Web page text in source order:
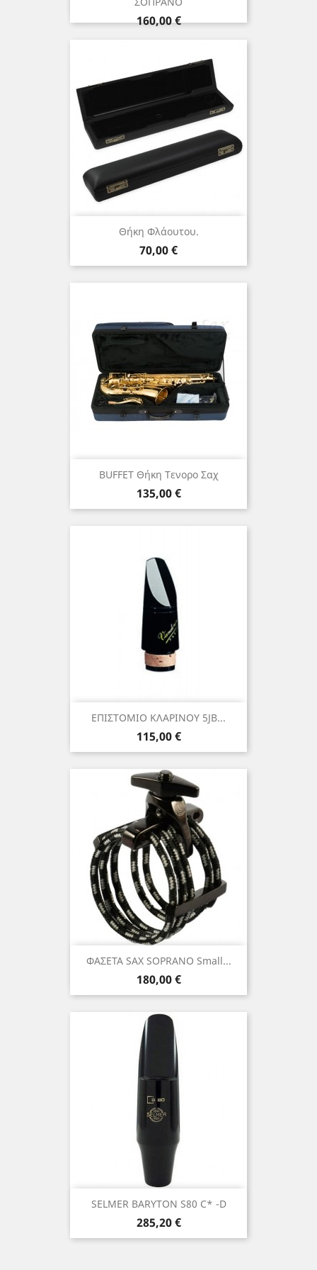
Τιμή
160,00 €
Θήκη Φλάουτου.
Τιμή
70,00 €
BUFFET Θήκη Τενορο Σαχ
Τιμή
135,00 €
ΕΠΙΣΤΟΜΙΟ ΚΛΑΡΙΝΟΥ 5JB...
Τιμή
115,00 €
ΦΑΣΕΤΑ SAX SOPRANO Small...
Τιμή
180,00 €
SELMER BARYTON S80 C* -D
Τιμή
285,20 €